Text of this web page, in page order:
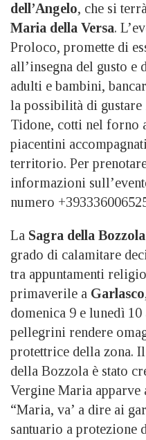
dell’Angelo, che si
Maria della Versa.
Proloco, promette di
all’insegna del gusto e
adulti e bambini,
la possibilità di
Tidone, cotti nel forno
piacentini
territorio. Per
informazioni
numero
La Sagra della Bozzola
grado di calamitare
tra appuntamenti
primaverile a Garlasco
domenica 9 e lunedì
pellegrini rendere
protettrice della zona.
della Bozzola è stato
Vergine Maria apparve
“Maria, va’ a dire ai
santuario a protezione